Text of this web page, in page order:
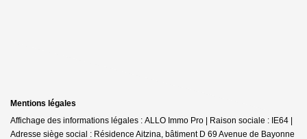
Mentions légales
Affichage des informations légales : ALLO Immo Pro | Raison sociale : IE64 |
Adresse siège social : Résidence Aitzina, bâtiment D 69 Avenue de Bayonne